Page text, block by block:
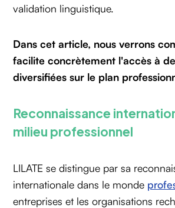
validation linguistique.
Dans cet article, nous verrons
facilite concrètement l'accès à
diversifiées sur le plan
Reconnaissance
milieu professionnel
LILATE se distingue par sa
internationale dans le monde
entreprises et les organisations